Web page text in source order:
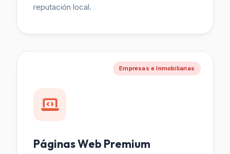
reputación local.
Empresas e Inmobiliarias
Páginas Web Premium